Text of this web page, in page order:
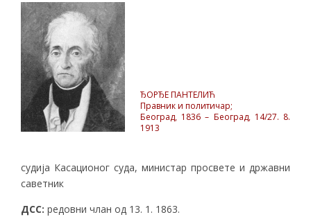
ЂОРЂЕ ПАНТЕЛИЋ
Правник и политичар;
Београд, 1836 – Београд, 14/27. 8.
1913
судија Касационог суда, министар просвете и државни
саветник
ДСС: редовни члан од 13. 1. 1863.